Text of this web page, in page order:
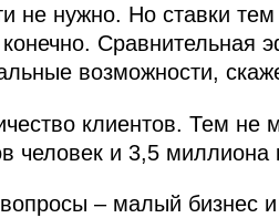
не нужно. Но ставки
Сравнительная
возможности,
клиентов. Тем не
человек и 3,5 миллиона
– малый бизнес